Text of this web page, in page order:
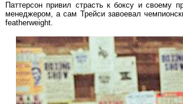
Паттерсон привил страсть к боксу и своему
менеджером, а сам Трейси завоевал
featherweight.